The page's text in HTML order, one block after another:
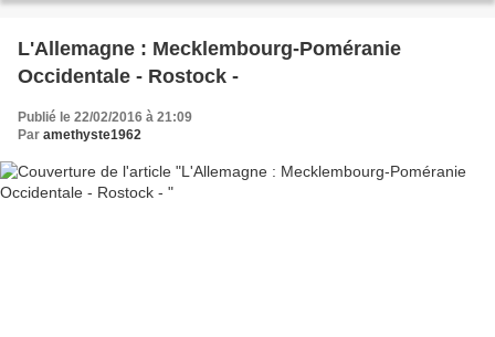
L'Allemagne : Mecklembourg-Poméranie
Occidentale - Rostock -
Publié le 22/02/2016 à 21:09
Par amethyste1962